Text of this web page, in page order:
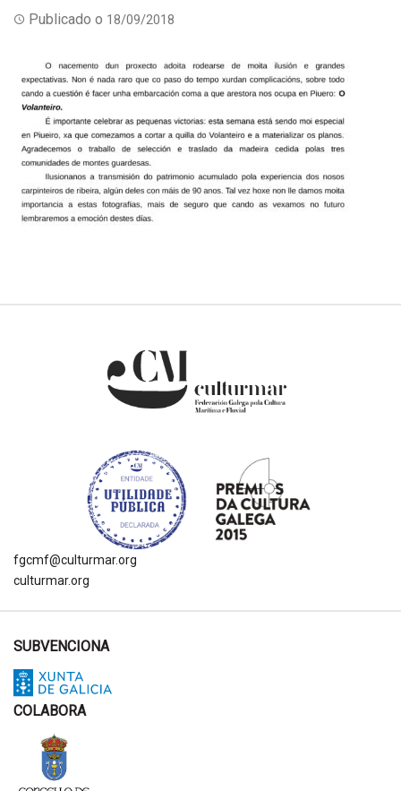
Publicado o 18/09/2018
fgcmf@culturmar.org
culturmar.org
SUBVENCIONA
COLABORA